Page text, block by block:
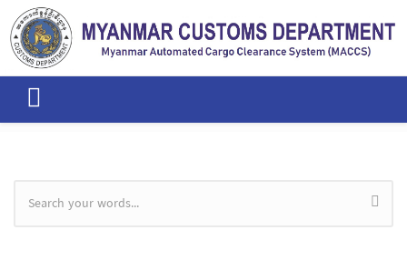
Skip to main content
Search form